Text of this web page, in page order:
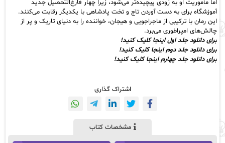
اما مأموریت او به زودی پیچیده‌تر می‌شود، زیرا چهار فارغ‌التحصیل جدید
آموزشگاه برای به دست آوردن تاج و تخت پادشاهی با یکدیگر رقابت می‌کنند.
این رمان با ترکیبی از ماجراجویی و هیجان، خواننده را به دنیای تاریک و پر از
چالش‌های امپراطوری می‌برد.
برای دانلود جلد اول اینجا کلیک کنید!
برای دانلود جلد دوم اینجا کلیک کنید!
برای دانلود جلد چهارم اینجا کلیک کنید!
اشتراک گذاری
مشخصات کتاب